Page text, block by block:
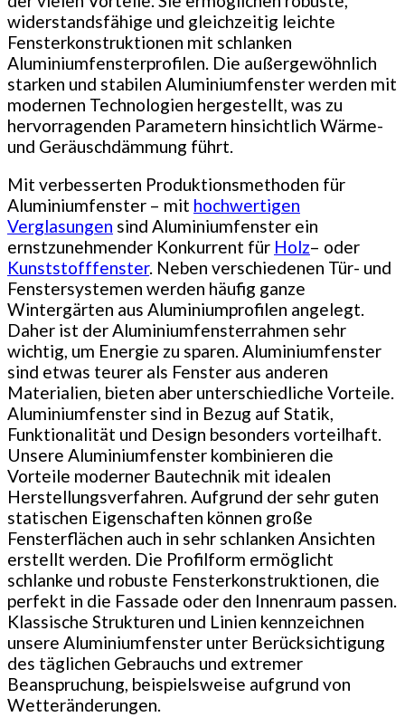
widerstandsfähige und gleichzeitig leichte
Fensterkonstruktionen mit schlanken
Aluminiumfensterprofilen. Die außergewöhnlich
starken und stabilen Aluminiumfenster werden mit
modernen Technologien hergestellt, was zu
hervorragenden Parametern hinsichtlich Wärme-
und Geräuschdämmung führt.
Mit verbesserten Produktionsmethoden für
Aluminiumfenster – mit hochwertigen
Verglasungen sind Aluminiumfenster ein
ernstzunehmender Konkurrent für Holz– oder
Kunststofffenster. Neben verschiedenen Tür- und
Fenstersystemen werden häufig ganze
Wintergärten aus Aluminiumprofilen angelegt.
Daher ist der Aluminiumfensterrahmen sehr
wichtig, um Energie zu sparen. Aluminiumfenster
sind etwas teurer als Fenster aus anderen
Materialien, bieten aber unterschiedliche Vorteile.
Aluminiumfenster sind in Bezug auf Statik,
Funktionalität und Design besonders vorteilhaft.
Unsere Aluminiumfenster kombinieren die
Vorteile moderner Bautechnik mit idealen
Herstellungsverfahren. Aufgrund der sehr guten
statischen Eigenschaften können große
Fensterflächen auch in sehr schlanken Ansichten
erstellt werden. Die Profilform ermöglicht
schlanke und robuste Fensterkonstruktionen, die
perfekt in die Fassade oder den Innenraum passen.
Klassische Strukturen und Linien kennzeichnen
unsere Aluminiumfenster unter Berücksichtigung
des täglichen Gebrauchs und extremer
Beanspruchung, beispielsweise aufgrund von
Wetteränderungen.